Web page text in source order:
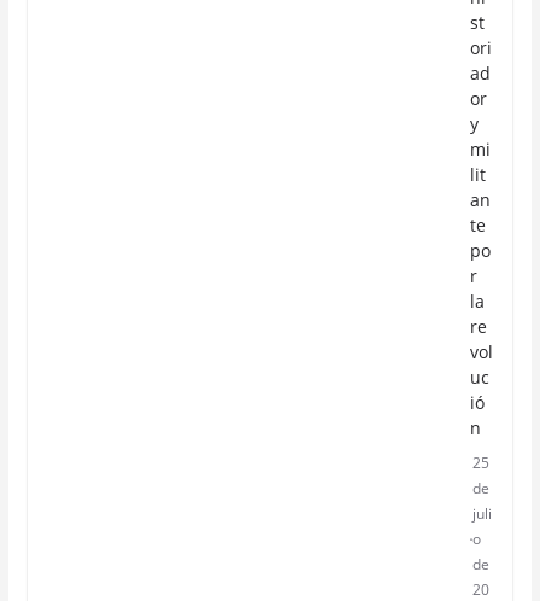
st
ori
ad
or
y
mi
lit
an
te
po
r
la
re
vol
uc
ió
n
25
de
juli
o
de
20